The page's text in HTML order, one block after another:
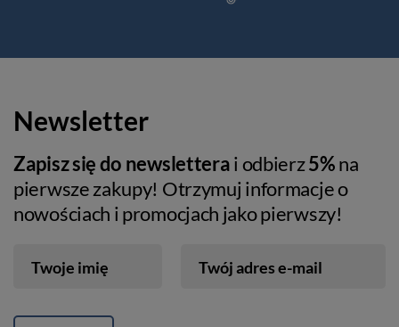
Newsletter
Zapisz się do newsletterai odbierz5%na
pierwsze zakupy! Otrzymuj informacje o
nowościach i promocjach jako pierwszy!
Twoje imię Twój adres e-mail